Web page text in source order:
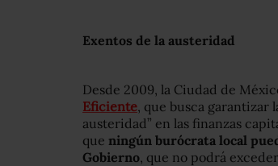
Exentos de la austeridad
Desde 2009, la Ciudad de
Eficiente, que busca garantizar
austeridad” en las finanzas
que ningún burócrata local
Gobierno, que no podrá